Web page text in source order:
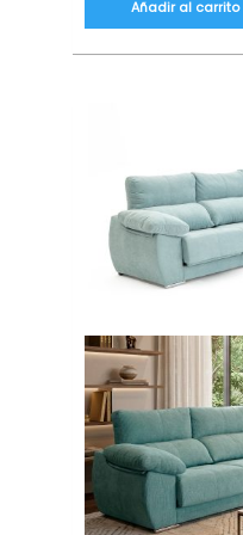
en 10 colores:
café, marrón
mostaza, verde
con planchas
una gran
– Respaldos y
– Cuenta con
– Sentada
adaptabilidad
– Espuma de
sentada.
a pesar del paso
– Respaldo
– Sofá cama.
extraen
longue.
– Chaise
Añadir al carrito